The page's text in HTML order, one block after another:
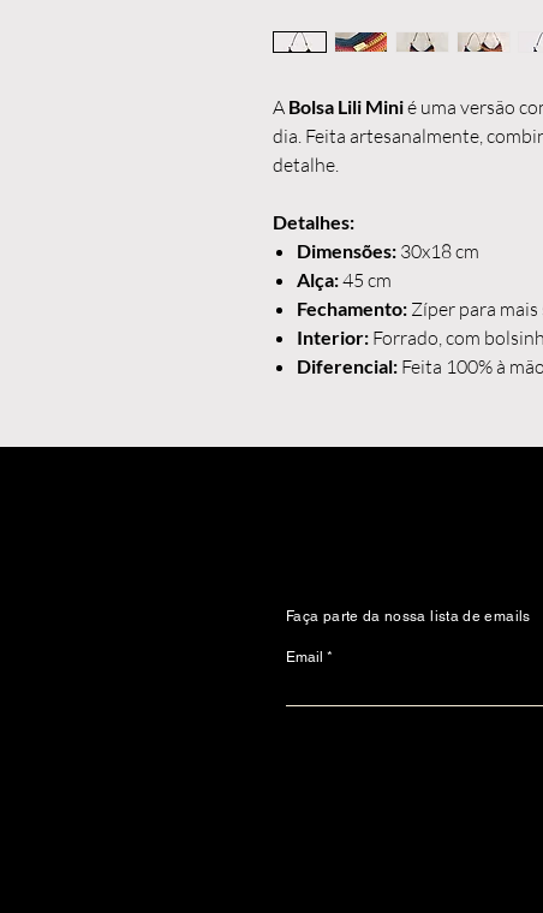
A Bolsa Lili Minié uma versão
dia. Feita artesanalmente,
detalhe.
Detalhes:
Dimensões: 30x18 cm
Alça:45 cm
Fechamento: Zíper para mais
Interior: Forrado, com
Diferencial: Feita 100% à
Faça parte da nossa lista de emails
Email